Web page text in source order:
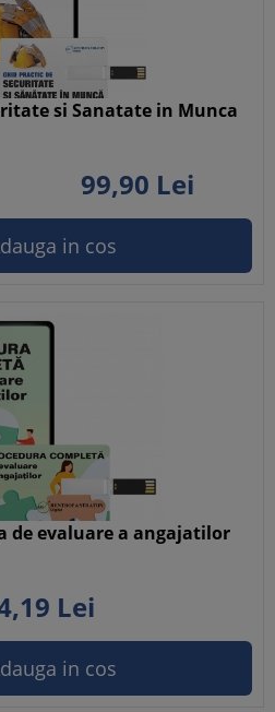
si Sanatate in Munca
99,90 Lei
in cos
de evaluare a angajatilor
19 Lei
in cos